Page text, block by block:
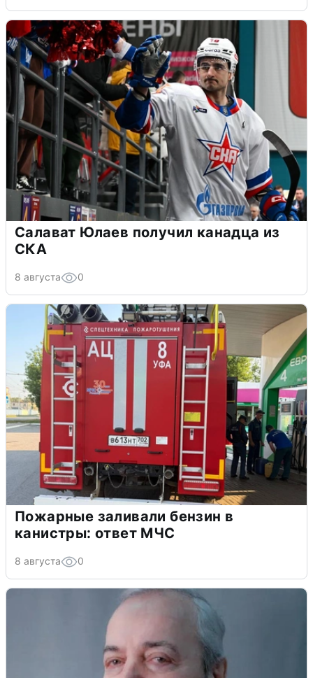
Салават Юлаев получил канадца из
СКА
8 августа 0
Пожарные заливали бензин в
канистры: ответ МЧС
8 августа 0